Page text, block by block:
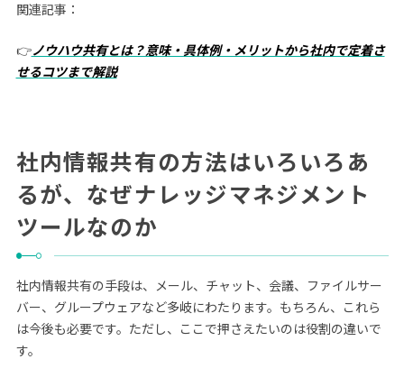
関連記事：
👉ノウハウ共有とは？意味・具体例・メリットから社内で定着さ
せるコツまで解説
社内情報共有の方法はいろいろあ
るが、なぜナレッジマネジメント
ツールなのか
社内情報共有の手段は、メール、チャット、会議、ファイルサー
バー、グループウェアなど多岐にわたります。もちろん、これら
は今後も必要です。ただし、ここで押さえたいのは役割の違いで
す。